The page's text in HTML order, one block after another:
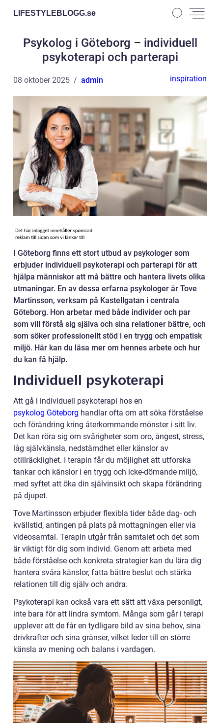
LIFESTYLEBLOGG.se
Psykolog i Göteborg – individuell
psykoterapi och parterapi
08 oktober 2025 admin inspiration
I Göteborg finns ett stort utbud av psykologer som
erbjuder individuell psykoterapi och parterapi för att
hjälpa människor att må bättre och hantera livets olika
utmaningar. En av dessa erfarna psykologer är Tove
Martinsson, verksam på Kastellgatan i centrala
Göteborg. Hon arbetar med både individer och par
som vill förstå sig själva och sina relationer bättre, och
som söker professionellt stöd i en trygg och empatisk
miljö. Här kan du läsa mer om hennes arbete och hur
du kan få hjälp.
Individuell psykoterapi
Att gå i individuell psykoterapi hos en
psykolog Göteborg handlar ofta om att söka förståelse
och förändring kring återkommande mönster i sitt liv.
Det kan röra sig om svårigheter som oro, ångest, stress,
låg självkänsla, nedstämdhet eller känslor av
otillräcklighet. I terapin får du möjlighet att utforska
tankar och känslor i en trygg och icke-dömande miljö,
med syftet att öka din självinsikt och skapa förändring
på djupet.
Tove Martinsson erbjuder flexibla tider både dag- och
kvällstid, antingen på plats på mottagningen eller via
videosamtal. Terapin utgår från samtalet och det som
är viktigt för dig som individ. Genom att arbeta med
både förståelse och konkreta strategier kan du lära dig
hantera svåra känslor, fatta bättre beslut och stärka
relationen till dig själv och andra.
Psykoterapi kan också vara ett sätt att växa personligt,
inte bara för att lindra symtom. Många som går i terapi
upplever att de får en tydligare bild av sina behov, sina
drivkrafter och sina gränser, vilket leder till en större
känsla av mening och balans i vardagen.